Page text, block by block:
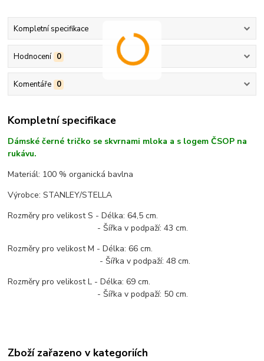
Kompletní specifikace
Hodnocení 0
Komentáře 0
Kompletní specifikace
Dámské černé tričko se skvrnami mloka a s logem ČSOP na
rukávu.
Materiál: 100 % organická bavlna
Výrobce: STANLEY/STELLA
Rozměry pro velikost S - Délka: 64,5 cm.
- Šířka v podpaží: 43 cm.
Rozměry pro velikost M - Délka: 66 cm.
- Šířka v podpaží: 48 cm.
Rozměry pro velikost L - Délka: 69 cm.
- Šířka v podpaží: 50 cm.
Zboží zařazeno v kategoriích